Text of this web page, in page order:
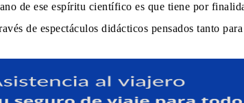
de ese espíritu científico es que tiene por
de espectáculos didácticos pensados tanto